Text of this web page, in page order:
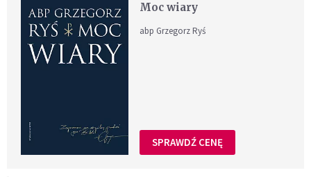
Moc wiary
abp Grzegorz Ryś
SPRAWDŹ CENĘ